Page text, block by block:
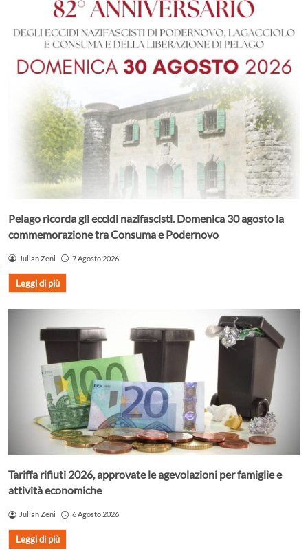
Pelago ricorda gli eccidi nazifascisti. Domenica 30 agosto la
commemorazione tra Consuma e Podernovo
Julian Zeni 7 Agosto 2026
Leggi di più
Tariffa rifiuti 2026, approvate le agevolazioni per famiglie e
attività economiche
Julian Zeni 6 Agosto 2026
Leggi di più